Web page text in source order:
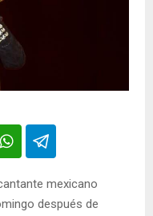
mexicano
después de